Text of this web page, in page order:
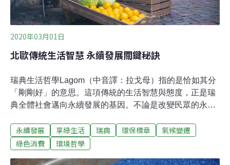
放在中間相當危險。
2020年03月01日
北歐傳統生活智慧 永續發展關鍵秘訣
瑞典生活哲學Lagom（中音譯：拉戈母）指的是恰如其分
「剛剛好」的意思。這項傳統的生活智慧與態度，正是瑞
典全體社會邁向永續發展的基因。不論是改變民眾的永續
上，北歐古老的生活智慧皆扮演著重要的角色。北歐人向
來熱愛戶外運動，喜歡親近大自然。瑞典人傳統生活恰如
永續發展 享綠生活 瑞典 環保標章
氣候變遷
綠色消費
環境哲學